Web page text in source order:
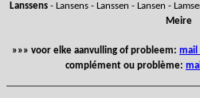
Lanssens- Lansens - Lanssen - Lansen -
Meire
»»» voor elke aanvulling of probleem: mail
complément ou problème: